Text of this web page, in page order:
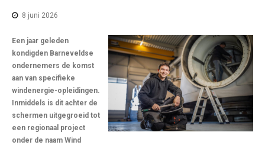
8 juni 2026
Een jaar geleden
kondigden Barneveldse
ondernemers de komst
aan van specifieke
windenergie-opleidingen.
Inmiddels is dit achter de
schermen uitgegroeid tot
een regionaal project
onder de naam Wind